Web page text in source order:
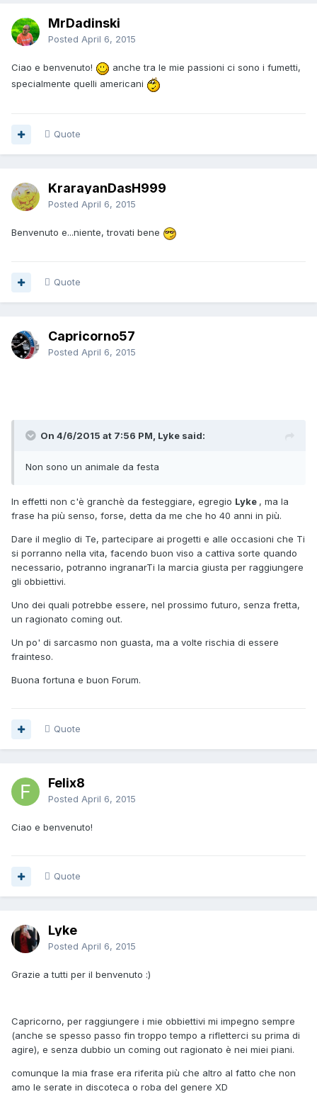
MrDadinski
Posted April 6, 2015
Ciao e benvenuto!
anche tra le mie passioni ci sono i fumetti,
specialmente quelli americani
Quote
KrarayanDasH999
Posted April 6, 2015
Benvenuto e...niente, trovati bene
Quote
Capricorno57
Posted April 6, 2015
On 4/6/2015 at 7:56 PM, Lyke said:
Non sono un animale da festa
In effetti non c'è granchè da festeggiare, egregio Lyke , ma la
frase ha più senso, forse, detta da me che ho 40 anni in più.
Dare il meglio di Te, partecipare ai progetti e alle occasioni che Ti
si porranno nella vita, facendo buon viso a cattiva sorte quando
necessario, potranno ingranarTi la marcia giusta per raggiungere
gli obbiettivi.
Uno dei quali potrebbe essere, nel prossimo futuro, senza fretta,
un ragionato coming out.
Un po' di sarcasmo non guasta, ma a volte rischia di essere
frainteso.
Buona fortuna e buon Forum.
Quote
Felix8
Posted April 6, 2015
Ciao e benvenuto!
Quote
Lyke
Posted April 6, 2015
Grazie a tutti per il benvenuto :)
Capricorno, per raggiungere i mie obbiettivi mi impegno sempre
(anche se spesso passo fin troppo tempo a rifletterci su prima di
agire), e senza dubbio un coming out ragionato è nei miei piani.
comunque la mia frase era riferita più che altro al fatto che non
amo le serate in discoteca o roba del genere XD